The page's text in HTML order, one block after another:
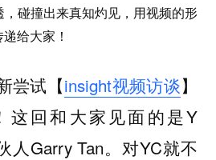
碰撞出来真知灼见，用视频的形
给大家！
尝试【insight视频访谈】
这回和大家见面的是Y
人Garry Tan。对YC就不